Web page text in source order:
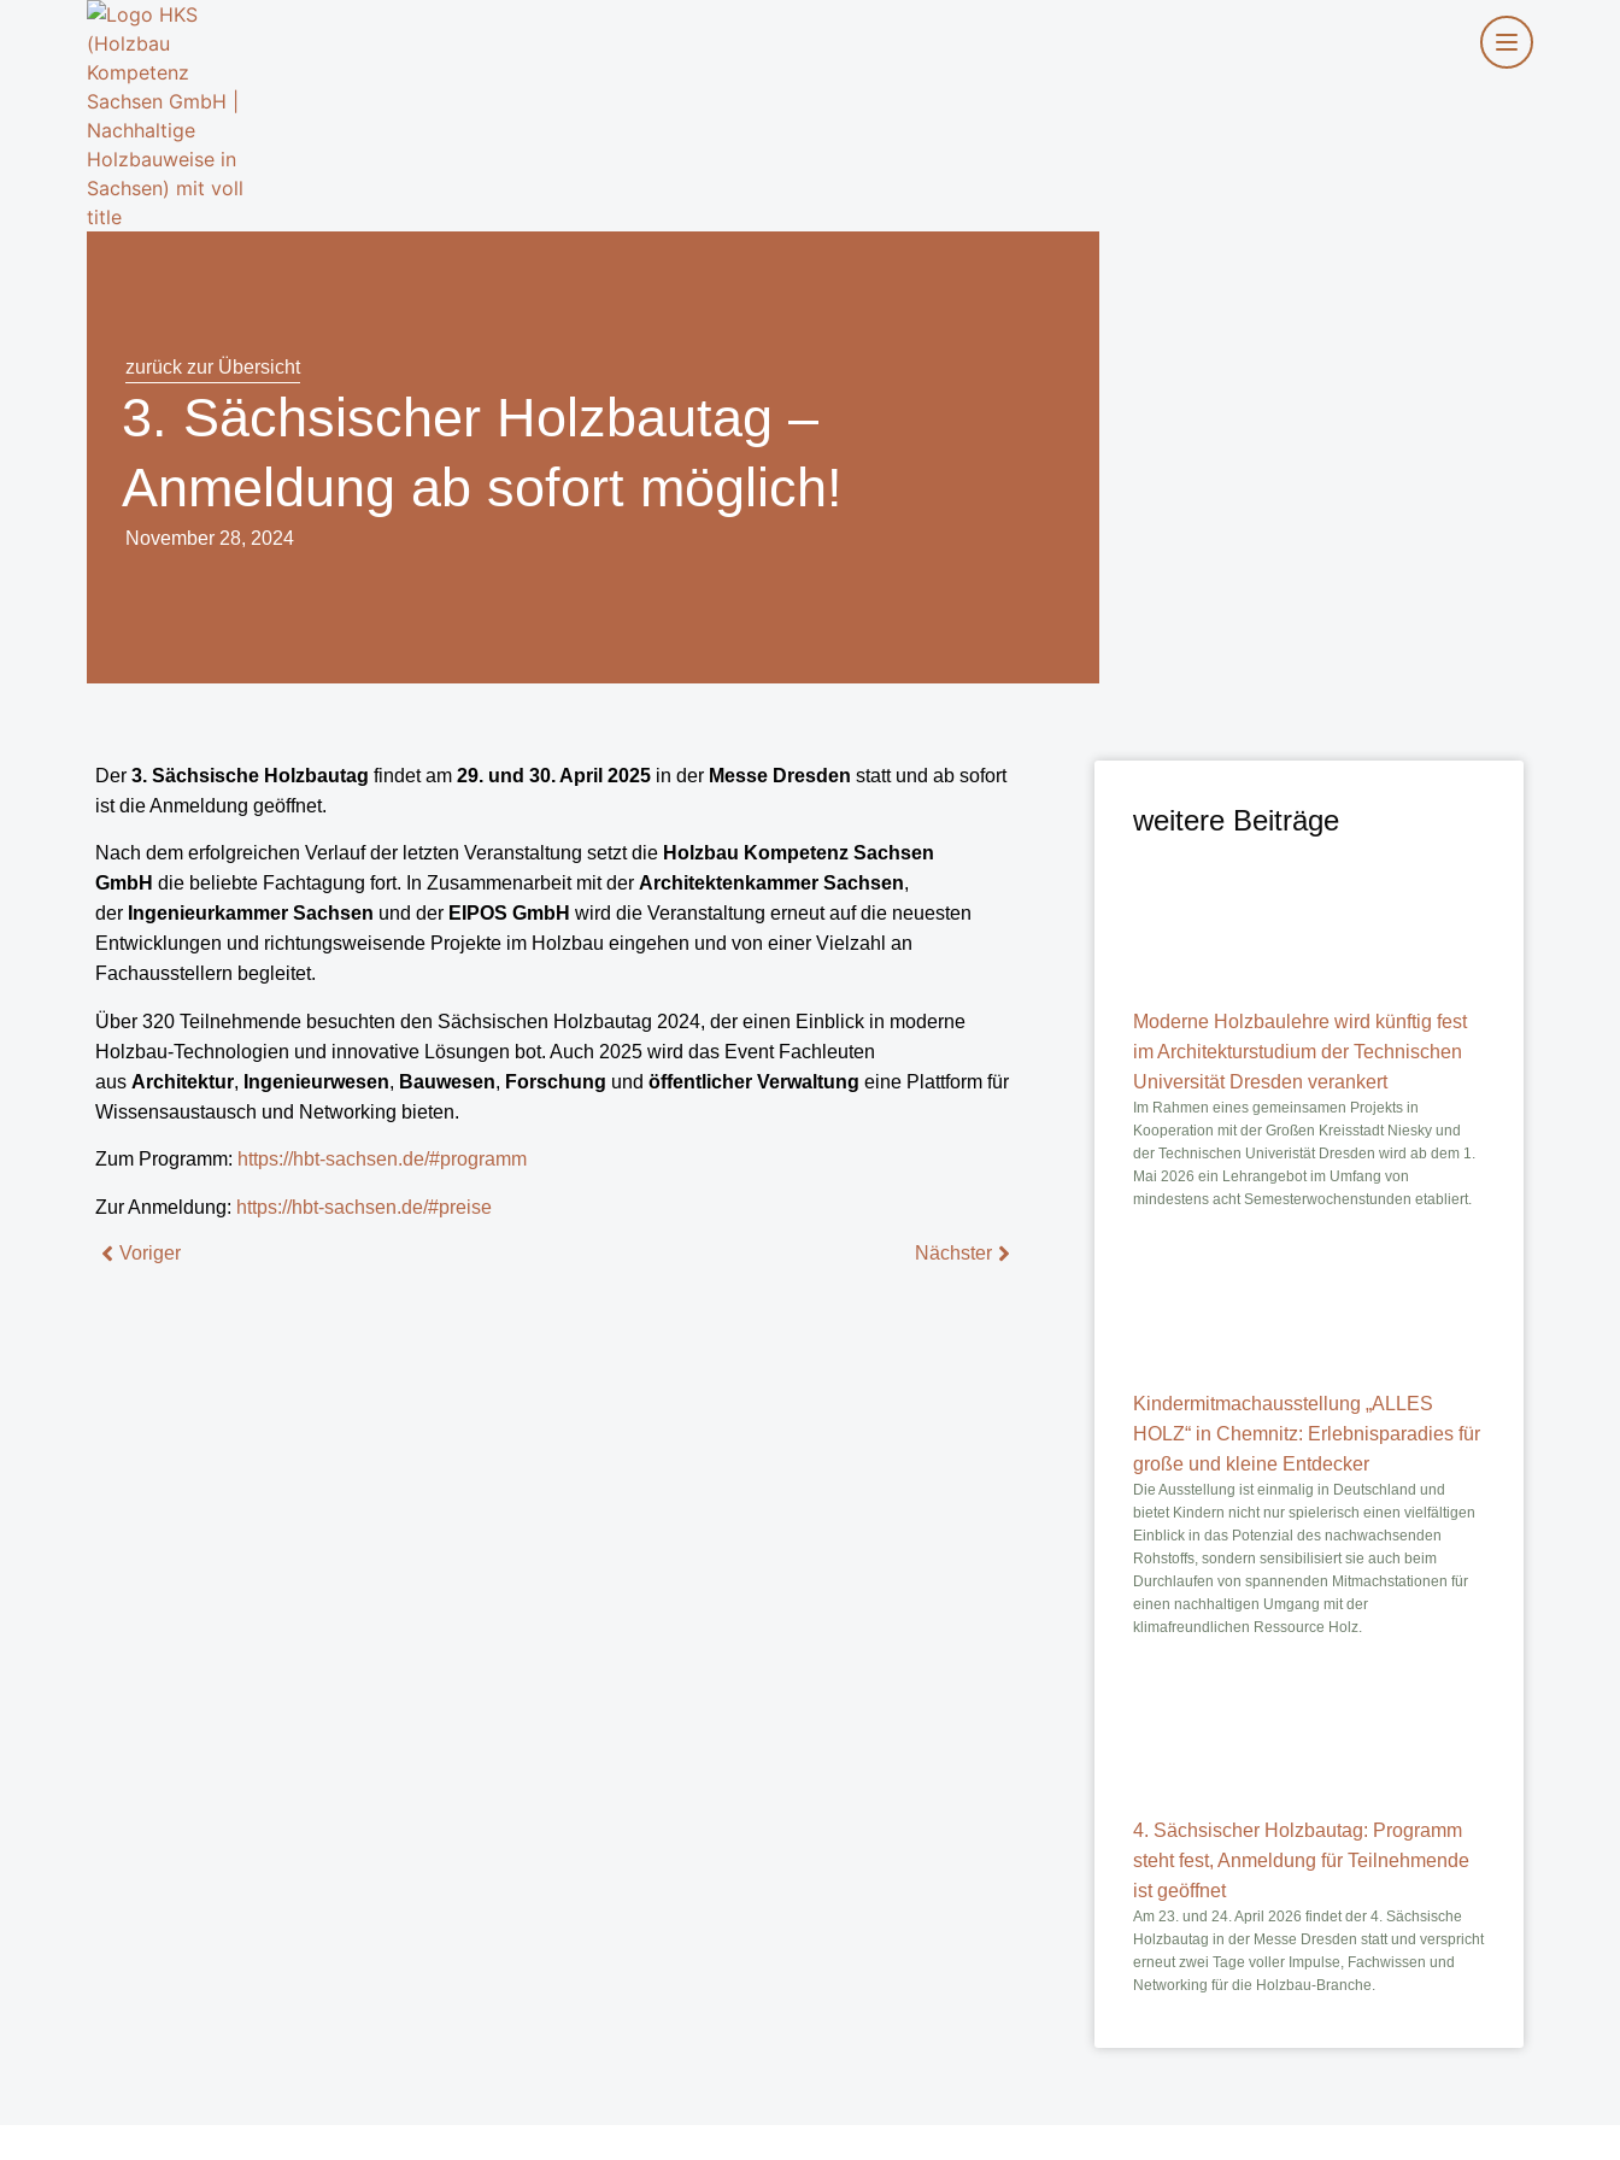
zurück zur Übersicht
3. Sächsischer Holzbautag –
Anmeldung ab sofort möglich!
November 28, 2024
Der 3. Sächsische Holzbautag findet am 29. und 30. April 2025in der Messe Dresden statt und ab sofort
ist die Anmeldung geöffnet.
Nach dem erfolgreichen Verlauf der letzten Veranstaltung setzt die Holzbau Kompetenz Sachsen
GmbH die beliebte Fachtagung fort. In Zusammenarbeit mit der Architektenkammer Sachsen,
der Ingenieurkammer Sachsen und der EIPOS GmbH wird die Veranstaltung erneut auf die neuesten
Entwicklungen und richtungsweisende Projekte im Holzbau eingehen und von einer Vielzahl an
Fachausstellern begleitet.
Über 320 Teilnehmende besuchten den Sächsischen Holzbautag 2024, der einen Einblick in moderne
Holzbau-Technologien und innovative Lösungen bot. Auch 2025 wird das Event Fachleuten
aus Architektur, Ingenieurwesen, Bauwesen, Forschung und öffentlicher Verwaltung eine Plattform für
Wissensaustausch und Networking bieten.
Zum Programm: https://hbt-sachsen.de/#programm
Zur Anmeldung: https://hbt-sachsen.de/#preise
Voriger Nächster
weitere Beiträge
Moderne Holzbaulehre wird künftig fest
im Architekturstudium der Technischen
Universität Dresden verankert
Im Rahmen eines gemeinsamen Projekts in
Kooperation mit der Großen Kreisstadt Niesky und
der Technischen Univeristät Dresden wird ab dem 1.
Mai 2026 ein Lehrangebot im Umfang von
mindestens acht Semesterwochenstunden etabliert.
Kindermitmachausstellung „ALLES
HOLZ“ in Chemnitz: Erlebnisparadies für
große und kleine Entdecker
Die Ausstellung ist einmalig in Deutschland und
bietet Kindern nicht nur spielerisch einen vielfältigen
Einblick in das Potenzial des nachwachsenden
Rohstoffs, sondern sensibilisiert sie auch beim
Durchlaufen von spannenden Mitmachstationen für
einen nachhaltigen Umgang mit der
klimafreundlichen Ressource Holz.
4. Sächsischer Holzbautag: Programm
steht fest, Anmeldung für Teilnehmende
ist geöffnet
Am 23. und 24. April 2026 findet der 4. Sächsische
Holzbautag in der Messe Dresden statt und verspricht
erneut zwei Tage voller Impulse, Fachwissen und
Networking für die Holzbau-Branche.